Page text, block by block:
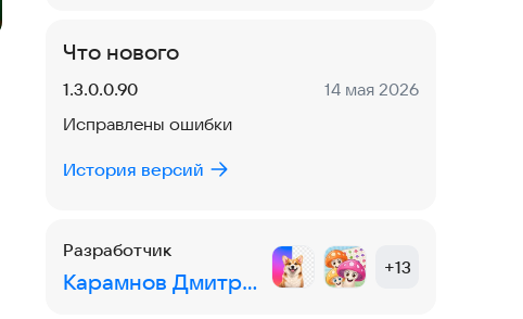
Что нового
Версия:
1.3.0.0.90 Дата:
14 мая 2026
Исправлены ошибки
История версий
Разработчик
Карамнов Дмитрий Юрьевич
+13